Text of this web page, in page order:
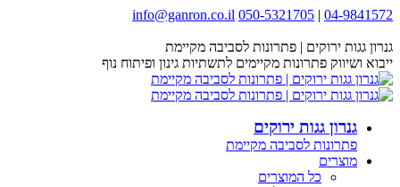
Skip
content
04-9841572
|
050-5321705
info@ganron.co.il
page
opens
in
new
page
opens
in
new
page
opens
in
new
page
opens
in
new
גנרון גגות ירוקים | פתרונות לסביבה מקיימת
ייבוא ושיווק פתרונות מקיימים לתשתיות גינון ופיתוח נוף
גנרון גגות ירוקים
פתרונות לסביבה מקיימת
מוצרים
כל המוצרים